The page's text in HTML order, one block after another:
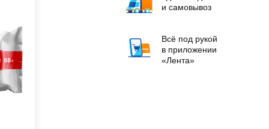
и самовывоз
Всё под рукой
в приложении
«Лента»